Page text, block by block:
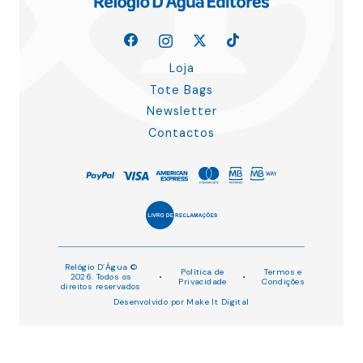
Loja
Tote Bags
Newsletter
Contactos
Relógio D’Água ©
2026. Todos os
direitos reservados
•
Política de
Privacidade
•
Termos e
Condições
Desenvolvido por Make It Digital